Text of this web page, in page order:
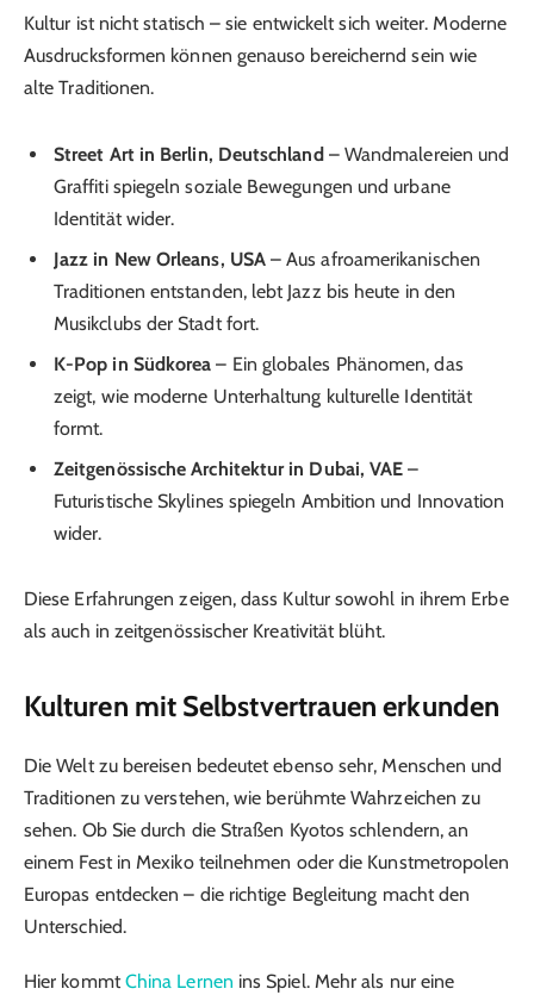
Kultur ist nicht statisch – sie entwickelt sich weiter. Moderne
Ausdrucksformen können genauso bereichernd sein wie
alte Traditionen.
Street Art in Berlin, Deutschland– Wandmalereien und
Graffiti spiegeln soziale Bewegungen und urbane
Identität wider.
Jazz in New Orleans, USA– Aus afroamerikanischen
Traditionen entstanden, lebt Jazz bis heute in den
Musikclubs der Stadt fort.
K-Pop in Südkorea – Ein globales Phänomen, das
zeigt, wie moderne Unterhaltung kulturelle Identität
formt.
Zeitgenössische Architektur in Dubai, VAE –
Futuristische Skylines spiegeln Ambition und Innovation
wider.
Diese Erfahrungen zeigen, dass Kultur sowohl in ihrem Erbe
als auch in zeitgenössischer Kreativität blüht.
Kulturen mit Selbstvertrauen erkunden
Die Welt zu bereisen bedeutet ebenso sehr, Menschen und
Traditionen zu verstehen, wie berühmte Wahrzeichen zu
sehen. Ob Sie durch die Straßen Kyotos schlendern, an
einem Fest in Mexiko teilnehmen oder die Kunstmetropolen
Europas entdecken – die richtige Begleitung macht den
Unterschied.
Hier kommtChina Lernen ins Spiel. Mehr als nur eine